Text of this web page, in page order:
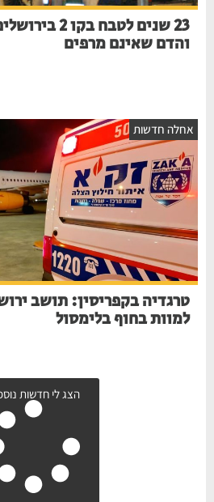
23 שנים לטבח
והדם שאינם מרפים
אחלה חדשות
למוות בחוף בלימסול
הצג לי חדשות